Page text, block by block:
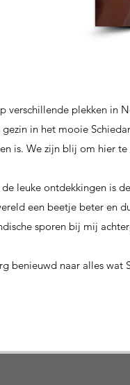
verschillende plekken in
gezin in het mooie
is. We zijn blij om hier
de leuke ontdekkingen is
een beetje beter en
sporen bij mij
benieuwd naar alles wat